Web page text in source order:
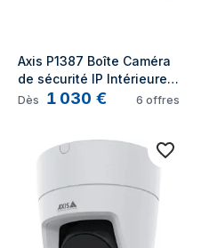
Axis P1387 Boîte Caméra
de sécurité IP Intérieure
2592 x 1944 pixels Mur
Dès 1 030 € 6 offres